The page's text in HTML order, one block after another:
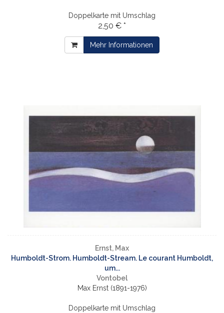
Doppelkarte mit Umschlag
2,50 € *
Mehr Informationen
Ernst, Max
Humboldt-Strom. Humboldt-Stream. Le courant Humboldt,
um...
Vontobel
Max Ernst (1891-1976)
Doppelkarte mit Umschlag